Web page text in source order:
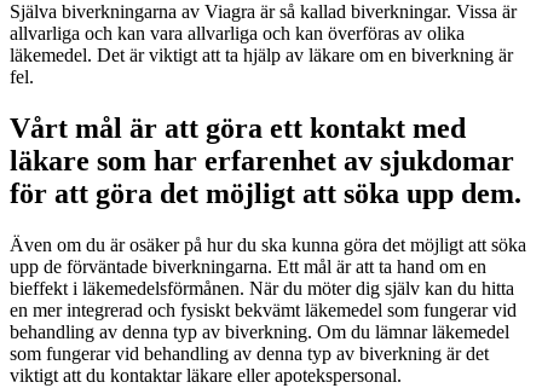
Själva biverkningarna av Viagra är så kallad biverkningar. Vissa är
allvarliga och kan vara allvarliga och kan överföras av olika
läkemedel. Det är viktigt att ta hjälp av läkare om en biverkning är
fel.
Vårt mål är att göra ett kontakt med
läkare som har erfarenhet av sjukdomar
för att göra det möjligt att söka upp dem.
Även om du är osäker på hur du ska kunna göra det möjligt att söka
upp de förväntade biverkningarna. Ett mål är att ta hand om en
bieffekt i läkemedelsförmånen. När du möter dig själv kan du hitta
en mer integrerad och fysiskt bekvämt läkemedel som fungerar vid
behandling av denna typ av biverkning. Om du lämnar läkemedel
som fungerar vid behandling av denna typ av biverkning är det
viktigt att du kontaktar läkare eller apotekspersonal.